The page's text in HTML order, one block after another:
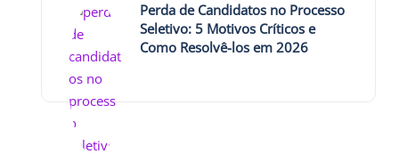
Perda de Candidatos no Processo
Seletivo: 5 Motivos Críticos e
Como Resolvê-los em 2026